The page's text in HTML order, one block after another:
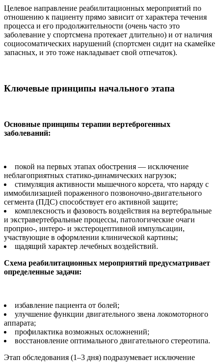
Целевое направление реабилитационных мероприятий по
отношению к пациенту прямо зависит от характера течения
процесса и его продолжительности (очень часто это
заболевание у спортсмена протекает длительно) и от наличия
социосоматических нарушений (спортсмен сидит на скамейке
запасных, и это тоже накладывает свой отпечаток).
Ключевые принципы начального этапа
Основные принципы терапии вертеброгенных
заболеваний:
покой на первых этапах обострения — исключение
неблагоприятных статико-динамических нагрузок;
стимуляция активности мышечного корсета, что наряду с
иммобилизацией пораженного позвоночно-двигательного
сегмента (ПДС) способствует его активной защите;
комплексность и фазовость воздействия на вертебральные
и экстравертебральные процессы, патологические очаги
проприо-, интеро- и экстероцептивной импульсации,
участвующие в оформлении клинической картины;
щадящий характер лечебных воздействий.
Схема реабилитационных мероприятий предусматривает
определенные задачи:
избавление пациента от болей;
улучшение функции двигательного звена локомоторного
аппарата;
профилактика возможных осложнений;
восстановление оптимального двигательного стереотипа.
Этап обследования (1–3 дня) подразумевает исключение